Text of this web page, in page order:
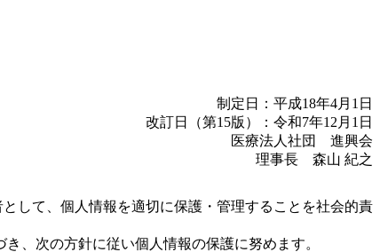
制定日：平成18年4月1日
改訂日（第15版）：令和7年12月1日
医療法人社団 進興会
理事長 森山 紀之
して、個人情報を適切に保護・管理することを社会的責
、次の方針に従い個人情報の保護に努めます。